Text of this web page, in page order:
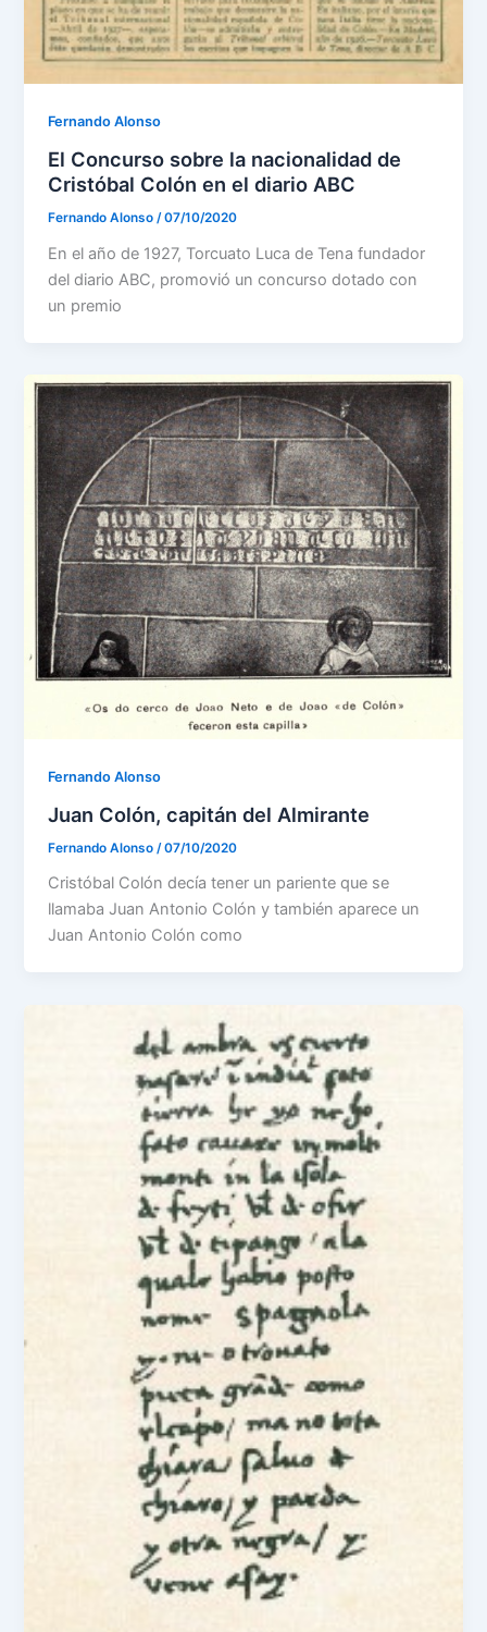
Fernando Alonso
El Concurso sobre la nacionalidad de
Cristóbal Colón en el diario ABC
Fernando Alonso/07/10/2020
En el año de 1927, Torcuato Luca de Tena fundador
del diario ABC, promovió un concurso dotado con
un premio
Fernando Alonso
Juan Colón, capitán del Almirante
Fernando Alonso /07/10/2020
Cristóbal Colón decía tener un pariente que se
llamaba Juan Antonio Colón y también aparece un
Juan Antonio Colón como